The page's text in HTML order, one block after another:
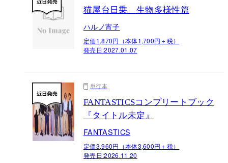
猫屋台日乗 生物多様性篇
ハルノ宵子
定価1,870円（本体1,700円＋税）
発売日:2027.01.07
単行本
FANTASTICSコンプリートブック
『タイトル未定』
FANTASTICS
定価3,960円（本体3,600円＋税）
発売日:2026.11.20